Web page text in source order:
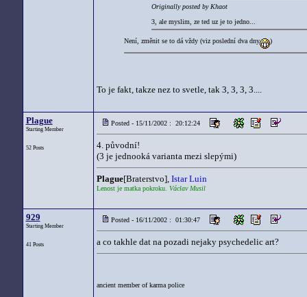
Originally posted by Khaot
3, ale myslim, ze ted uz je to jedno...
Není, změnit se to dá vždy (viz poslední dva dny )
To je fakt, takze nez to svetle, tak 3, 3, 3, 3....
Plague
Starting Member
52 Posts
Posted - 15/11/2002 : 20:12:24
4. původní!
(3 je jednooká varianta mezi slepými)
Plague[Braterstvo], Istar Luin
Lenost je matka pokroku. Václav Musil
929
Starting Member
41 Posts
Posted - 16/11/2002 : 01:30:47
a co takhle dat na pozadi nejaky psychedelic art?
ancient member of karma police